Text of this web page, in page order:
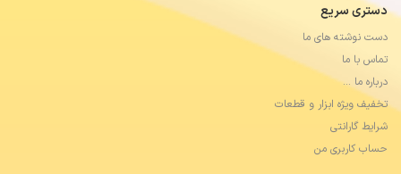
دستری سریع
دست نوشته های ما
تماس با ما
درباره ما …
تخفیف ویژه ابزار و قطعات
شرایط گارانتی
حساب کاربری من